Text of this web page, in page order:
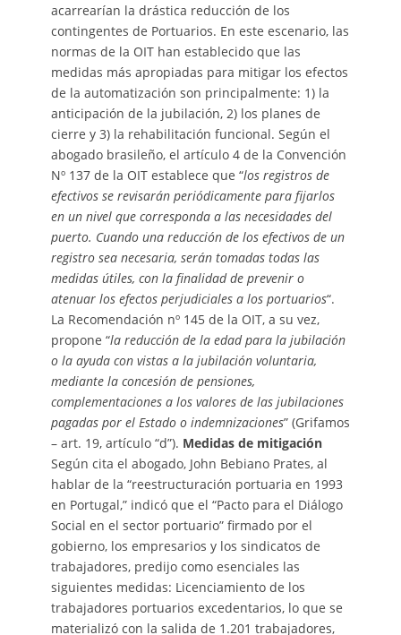
acarrearían la drástica reducción de los
contingentes de Portuarios. En este escenario, las
normas de la OIT han establecido que las
medidas más apropiadas para mitigar los efectos
de la automatización son principalmente: 1) la
anticipación de la jubilación, 2) los planes de
cierre y 3) la rehabilitación funcional. Según el
abogado brasileño, el artículo 4 de la Convención
Nº 137 de la OIT establece que “los registros de
efectivos se revisarán periódicamente para fijarlos
en un nivel que corresponda a las necesidades del
puerto. Cuando una reducción de los efectivos de un
registro sea necesaria, serán tomadas todas las
medidas útiles, con la finalidad de prevenir o
atenuar los efectos perjudiciales a los portuarios“.
La Recomendación nº 145 de la OIT, a su vez,
propone “la reducción de la edad para la jubilación
o la ayuda con vistas a la jubilación voluntaria,
mediante la concesión de pensiones,
complementaciones a los valores de las jubilaciones
pagadas por el Estado o indemnizaciones” (Grifamos
– art. 19, artículo “d”). Medidas de mitigación
Según cita el abogado, John Bebiano Prates, al
hablar de la “reestructuración portuaria en 1993
en Portugal,” indicó que el “Pacto para el Diálogo
Social en el sector portuario” firmado por el
gobierno, los empresarios y los sindicatos de
trabajadores, predijo como esenciales las
siguientes medidas: Licenciamiento de los
trabajadores portuarios excedentarios, lo que se
materializó con la salida de 1.201 trabajadores,